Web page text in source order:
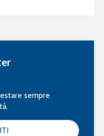
sempre